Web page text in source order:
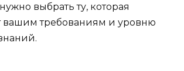
выбрать ту, которая
вашим требованиям и уровню